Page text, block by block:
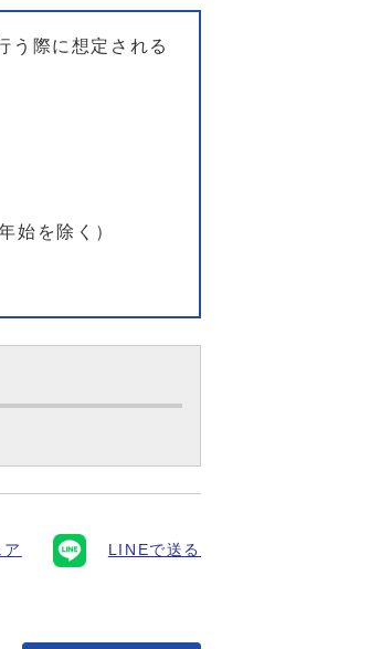
う際に想定される
始を除く）
LINEで送る